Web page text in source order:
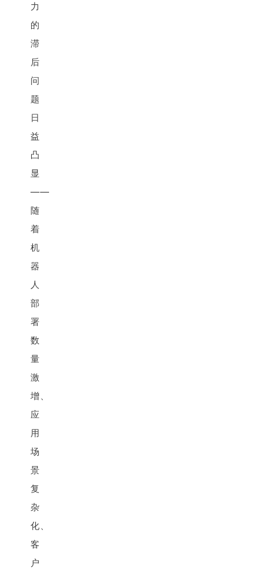
力
的
滞
后
问
题
日
益
凸
显
——
随
着
机
器
人
部
署
数
量
激
增、
应
用
场
景
复
杂
化、
客
户